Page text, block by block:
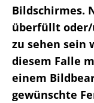
Bildschirmes.
überfüllt oder/
zu sehen sein
diesem Falle
einem
gewünschte